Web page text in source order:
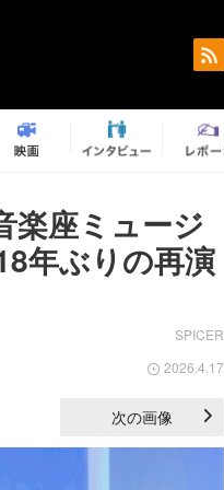
座ミュージ
年ぶりの再演
SPICER
2026.4.17
次の画像